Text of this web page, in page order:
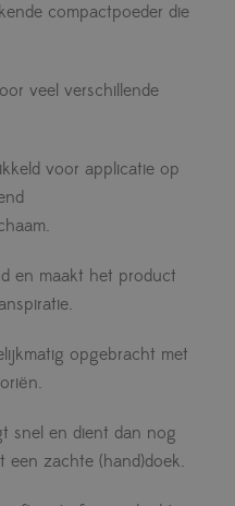
compactpoeder die
veel verschillende
voor applicatie op
en maakt het product
opgebracht met
snel en dient dan nog
zachte (hand)doek.